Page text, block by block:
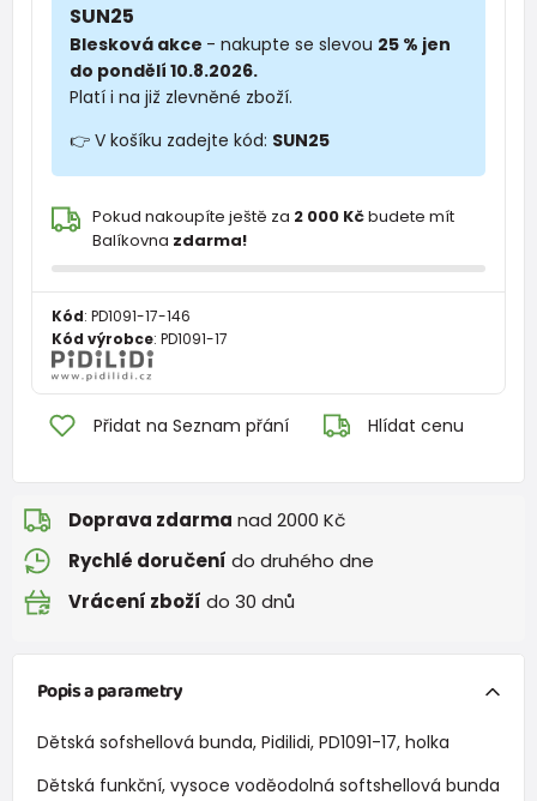
SUN25
Blesková akce - nakupte se slevou 25 % jen
do pondělí 10.8.2026.
Platí i na již zlevněné zboží.
👉 V košíku zadejte kód: SUN25
Pokud nakoupíte ještě za 2 000 Kčbudete mít
Balíkovna zdarma!
Kód: PD1091-17-146
Kód výrobce: PD1091-17
Přidat na Seznam přání Hlídat cenu
Doprava zdarma nad 2000 Kč
Rychlé doručení do druhého dne
Vrácení zboží do 30 dnů
Popis a parametry
Dětská sofshellová bunda, Pidilidi, PD1091-17, holka
Dětská funkční, vysoce voděodolná softshellová bunda